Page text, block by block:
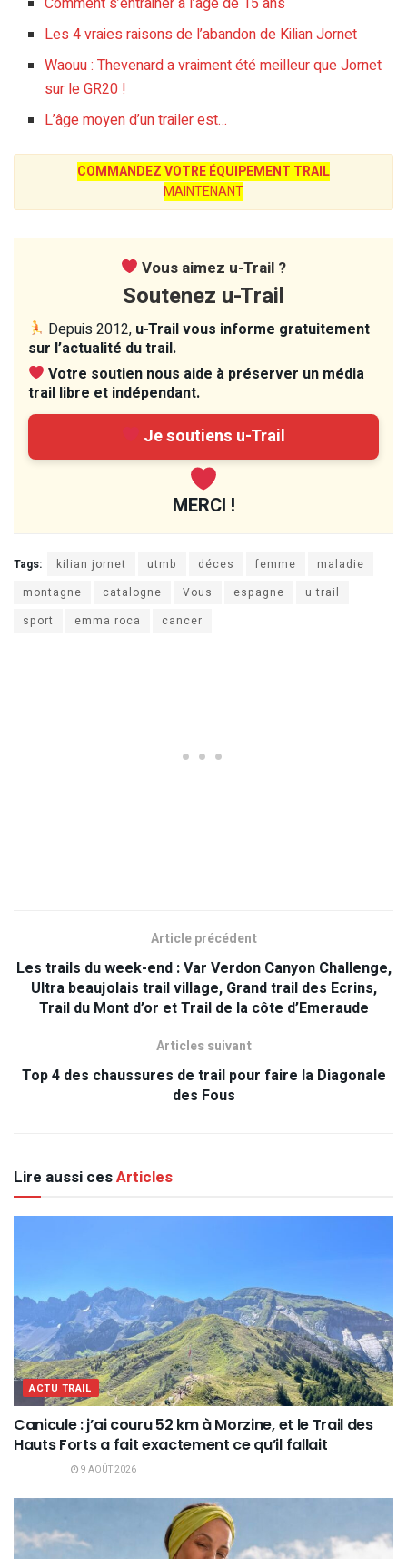
Les 4 vraies raisons de l’abandon de Kilian Jornet
Waouu : Thevenard a vraiment été meilleur que Jornet
sur le GR20 !
L’âge moyen d’un trailer est…
COMMANDEZ VOTRE ÉQUIPEMENT TRAIL
MAINTENANT
Vous aimez u-Trail ?
Soutenez u-Trail
Depuis 2012, u-Trail vous informe gratuitement
sur l’actualité du trail.
Votre soutien nous aide à préserver un média
trail libre et indépendant.
Je soutiens u-Trail
MERCI !
Tags: kilian jornet utmb déces femme
maladie
montagne
catalogne Vous espagne
u trail
sport
emma roca cancer
Article précédent
Les trails du week-end : Var Verdon Canyon Challenge,
Ultra beaujolais trail village, Grand trail des Ecrins,
Trail du Mont d’or et Trail de la côte d’Emeraude
Articles suivant
Top 4 des chaussures de trail pour faire la Diagonale
des Fous
Lire aussi cesArticles
ACTU TRAIL
Canicule : j’ai couru 52 km à Morzine, et le Trail des
Hauts Forts a fait exactement ce qu’il fallait
9 AOÛT 2026